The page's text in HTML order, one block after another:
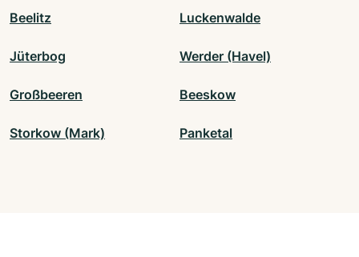
Beelitz Luckenwalde
Jüterbog Werder (Havel)
Großbeeren Beeskow
Storkow (Mark) Panketal